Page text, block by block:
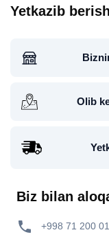
Yetkazib
Olib
Biz bilan
+998 71 200